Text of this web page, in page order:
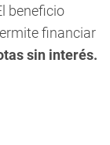
beneficio
financiar
sin interés.